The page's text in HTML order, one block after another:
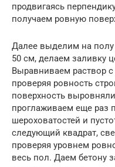
продвигаясь
получаем ровную
Далее выделим на полу
50 см, делаем заливку
Выравниваем раствор
проверяя ровность
поверхность
проглаживаем еще раз
шероховатостей и
следующий квадрат,
проверяя уровнем
весь пол. Даем бетону